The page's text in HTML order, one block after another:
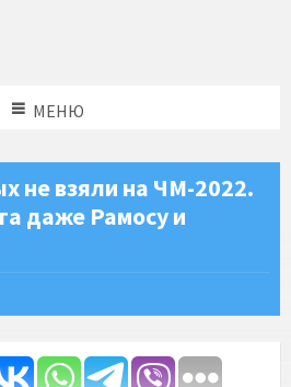
МЕНЮ
не взяли на ЧМ-2022.
даже Рамосу и